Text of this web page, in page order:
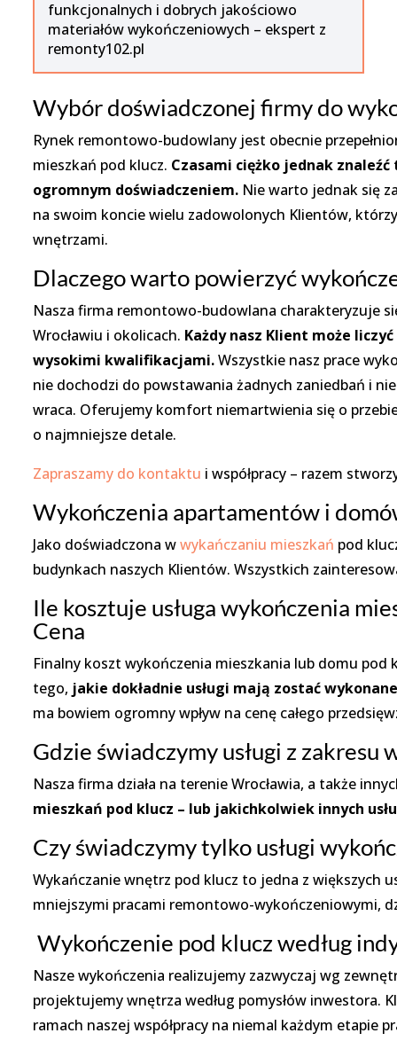
funkcjonalnych i dobrych jakościowo
materiałów wykończeniowych – ekspert z
remonty102.pl
Wybór doświadczonej firmy do
Rynek remontowo-budowlany jest obecnie
mieszkań pod klucz. Czasami ciężko jednak
ogromnym doświadczeniem. Nie warto jednak się
na swoim koncie wielu zadowolonych Klientów,
wnętrzami.
Dlaczego warto powierzyć
Nasza firma remontowo-budowlana charakteryzuje
Wrocławiu i okolicach. Każdy nasz Klient może
wysokimi kwalifikacjami.Wszystkie nasz prace
nie dochodzi do powstawania żadnych zaniedbań i
wraca. Oferujemy komfort niemartwienia się o
o najmniejsze detale.
Zapraszamy do kontaktu i współpracy – razem
Wykończenia apartamentów i
Jako doświadczona w wykańczaniu mieszkań pod
budynkach naszych Klientów. Wszystkich
Ile kosztuje usługa wykończenia
Cena
Finalny koszt wykończenia mieszkania lub domu
tego, jakie dokładnie usługi mają zostać
ma bowiem ogromny wpływ na cenę całego
Gdzie świadczymy usługi z
Nasza firma działa na terenie Wrocławia, a także
mieszkań pod klucz – lub jakichkolwiek innych
Czy świadczymy tylko usługi
Wykańczanie wnętrz pod klucz to jedna z większych
mniejszymi pracami remontowo-wykończeniowymi,
Wykończenie pod klucz według
Nasze wykończenia realizujemy zazwyczaj wg
projektujemy wnętrza według pomysłów inwestora.
ramach naszej współpracy na niemal każdym etapie